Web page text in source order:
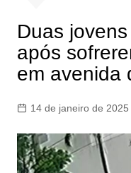
Duas
após
em avenida
14 de janeiro de 2025